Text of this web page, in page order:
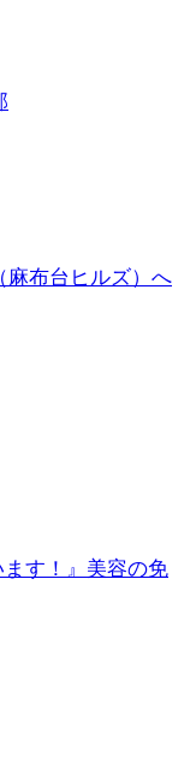
麻布台ヒルズ）へ
ます！』美容の免